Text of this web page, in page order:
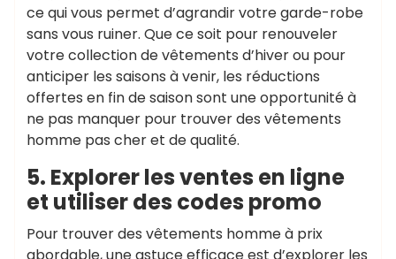
ce qui vous permet d’agrandir votre garde-robe
sans vous ruiner. Que ce soit pour renouveler
votre collection de vêtements d’hiver ou pour
anticiper les saisons à venir, les réductions
offertes en fin de saison sont une opportunité à
ne pas manquer pour trouver des vêtements
homme pas cher et de qualité.
5. Explorer les ventes en ligne
et utiliser des codes promo
Pour trouver des vêtements homme à prix